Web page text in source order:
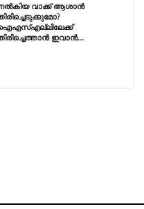
വാക്ക് ആശാൻ
ഇവാൻ…